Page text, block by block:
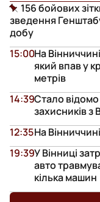
156 бойових
зведення
добу
На
який впав у
метрів
15:00
Стало
захисників з
14:39
На
12:35
У Вінниці
авто
кілька машин
19:39